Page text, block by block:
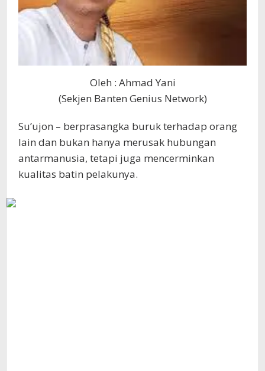
Oleh : Ahmad Yani
(Sekjen Banten Genius Network)
Su’ujon – berprasangka buruk terhadap orang
lain dan bukan hanya merusak hubungan
antarmanusia, tetapi juga mencerminkan
kualitas batin pelakunya.